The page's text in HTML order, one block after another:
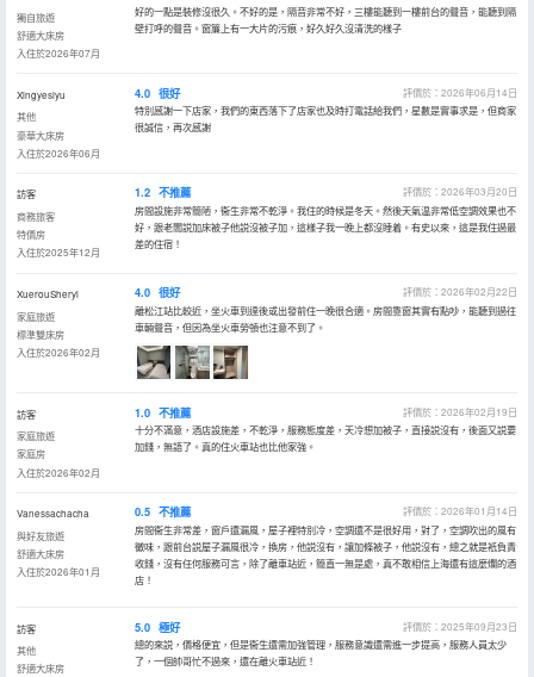
獨自旅遊
舒適大床房
入住於2026年07月
好的一點是裝修沒很久。不好的是，隔音非常不好，三樓能聽到一樓前台的聲音，能聽到隔
壁打呼的聲音。窗簾上有一大片的污痕，好久好久沒清洗的樣子
Xingyesiyu
其他
豪華大床房
入住於2026年06月
4.0 很好
評價於：2026年06月14日
特別感謝一下店家，我們的東西落下了店家也及時打電話給我們，星數是實事求是，但商家
很誠信，再次感謝
訪客
商務旅客
特價房
入住於2025年12月
1.2 不推薦
評價於：2026年03月20日
房間設施非常簡陋，衞生非常不乾淨。我住的時候是冬天。然後天氣温非常低空調效果也不
好，跟老闆説加床被子他説沒被子加，這樣子我一晚上都沒睡着。有史以來，這是我住過最
差的住宿！
XuerouSheryl
家庭旅遊
標準雙床房
入住於2026年02月
4.0 很好
評價於：2026年02月22日
離松江站比較近，坐火車到達後或出發前住一晚很合適。房間靠窗其實有點吵，能聽到過往
車輛聲音，但因為坐火車勞頓也注意不到了。
訪客
家庭旅遊
家庭房
入住於2026年02月
1.0 不推薦
評價於：2026年02月19日
十分不滿意，酒店設施差，不乾淨，服務態度差，天冷想加被子，直接説沒有，後面又説要
加錢，無語了。真的住火車站也比他家強。
Vanessachacha
與好友旅遊
舒適大床房
入住於2026年01月
0.5 不推薦
評價於：2026年01月14日
房間衞生非常差，窗戶還漏風，屋子裡特別冷，空調還不是很好用，對了，空調吹出的風有
黴味，跟前台説屋子漏風很冷，換房，他説沒有，讓加條被子，他説沒有，總之就是衹負責
收錢，沒有任何服務可言，除了離車站近，簡直一無是處，真不敢相信上海還有這麼爛的酒
店！
訪客
其他
舒適大床房
5.0 極好
評價於：2025年09月23日
總的來説，價格便宜，但是衞生還需加強管理，服務意識還需進一步提高，服務人員太少
了，一個帥哥忙不過來，還在離火車站近！